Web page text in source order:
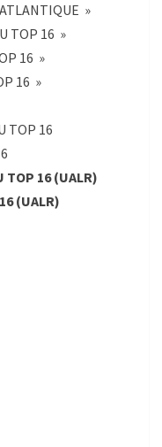
»
TOP 16 »
16 »
16 »
TOP 16
TOP 16 (UALR)
(UALR)